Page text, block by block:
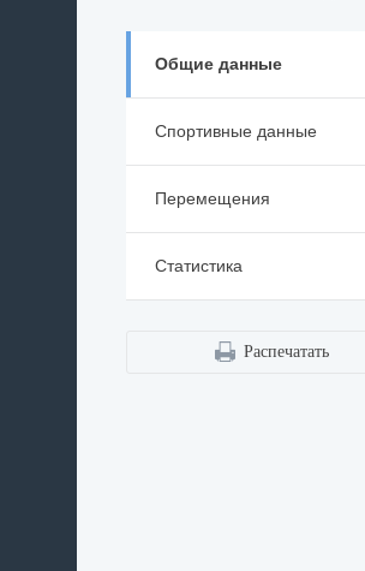
Общие данные
Спортивные данные
Перемещения
Статистика
Распечатать